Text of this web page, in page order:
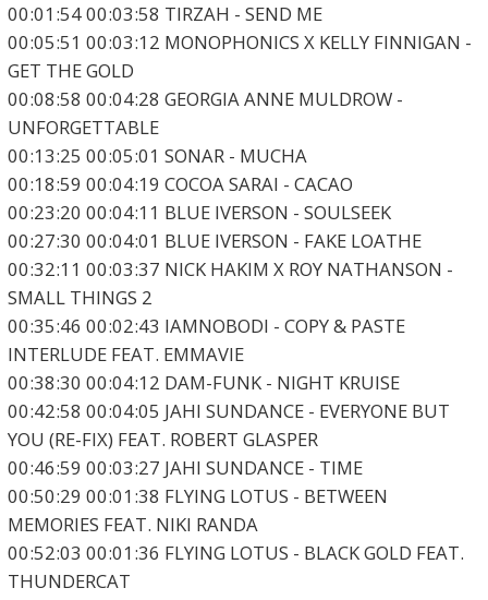
00:01:54 00:03:58 TIRZAH - SEND ME
00:05:51 00:03:12 MONOPHONICS X KELLY FINNIGAN -
GET THE GOLD
00:08:58 00:04:28 GEORGIA ANNE MULDROW -
UNFORGETTABLE
00:13:25 00:05:01 SONAR - MUCHA
00:18:59 00:04:19 COCOA SARAI - CACAO
00:23:20 00:04:11 BLUE IVERSON - SOULSEEK
00:27:30 00:04:01 BLUE IVERSON - FAKE LOATHE
00:32:11 00:03:37 NICK HAKIM X ROY NATHANSON -
SMALL THINGS 2
00:35:46 00:02:43 IAMNOBODI - COPY & PASTE
INTERLUDE FEAT. EMMAVIE
00:38:30 00:04:12 DAM-FUNK - NIGHT KRUISE
00:42:58 00:04:05 JAHI SUNDANCE - EVERYONE BUT
YOU (RE-FIX) FEAT. ROBERT GLASPER
00:46:59 00:03:27 JAHI SUNDANCE - TIME
00:50:29 00:01:38 FLYING LOTUS - BETWEEN
MEMORIES FEAT. NIKI RANDA
00:52:03 00:01:36 FLYING LOTUS - BLACK GOLD FEAT.
THUNDERCAT